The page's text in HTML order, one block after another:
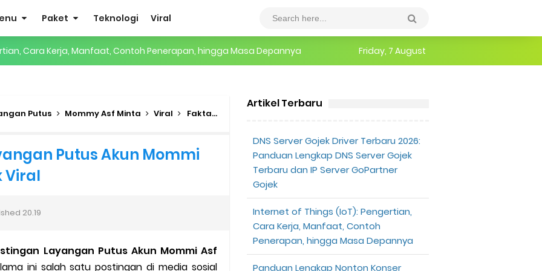
Paket Teknologi Viral
Cara Kerja, Manfaat, Contoh Penerapan, hingga Masa Depannya
Grabcar Terbaru
Diterima
Friday, 7 August
Putus Mommy Asf Minta Viral Fakta Postingan Layangan Putus Akun Mommi Asf Yang Mendadak Viral
Putus Akun Mommi
Viral
20.19
Layangan Putus Akun Mommi Asf
ini salah satu postingan di media sosial
Artikel Terbaru
DNS Server Gojek Driver Terbaru 2026:
Panduan Lengkap DNS Server Gojek
Terbaru dan IP Server GoPartner
Gojek
Internet of Things (IoT): Pengertian,
Cara Kerja, Manfaat, Contoh
Penerapan, hingga Masa Depannya
Panduan Lengkap Nonton Konser